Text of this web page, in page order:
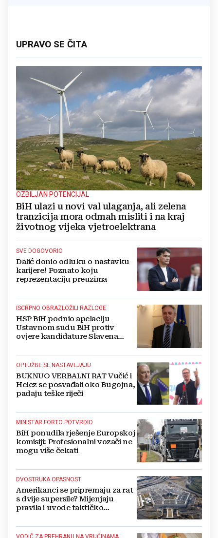
UPRAVO SE ČITA
OZBILJAN POTENCIJAL
BiH ulazi u novi val ulaganja, ali zelena
tranzicija mora odmah misliti i na kraj
životnog vijeka vjetroelektrana
SVE DOGOVORIO
Dalić donio odluku o nastavku
karijere! Poznato koju
reprezentaciju preuzima
ISCRPNO OBRAZLOŽILI RAZLOGE
HSP BiH podnio apelaciju
Ustavnom sudu BiH protiv
ovjere kandidature Slavena
OPTUŽBE SE NASTAVLJAJU
BUKNUO VERBALNI RAT Vučić i
Helez se posvađali oko Bugojna,
padaju teške riječi
MINISTAR FORTO POTVRDIO
BiH ponudila rješenje Europskoj
komisiji: Profesionalni vozači ne
mogu više čekati
DVOSTRUKA OPASNOST
Amerikanci se pripremaju za rat
s dvije supersile? Mijenjaju
pravila i uvode taktičko